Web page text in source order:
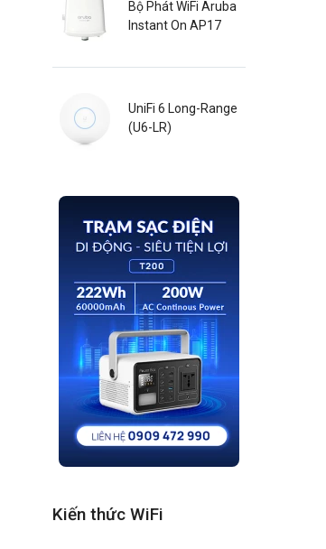
Bộ Phát WiFi Aruba
Instant On AP17
UniFi 6 Long-Range
(U6-LR)
Kiến thức WiFi